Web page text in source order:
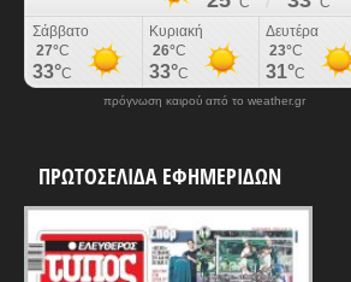
πρόγνωση καιρού από το weather.gr
ΠΡΩΤΟΣΕΛΙΔΑ ΕΦΗΜΕΡΙΔΩΝ